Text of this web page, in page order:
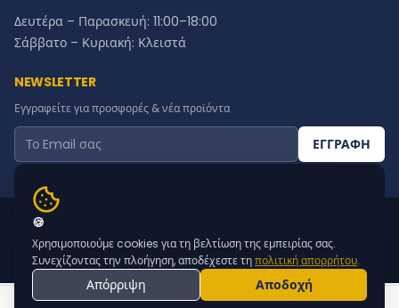
Δευτέρα – Παρασκευή: 11:00–18:00
Σάββατο – Κυριακή: Κλειστά
NEWSLETTER
Εγγραφείτε για προσφορές & νέα προϊόντα
ΕΓΓΡΑΦΗ
|
🍪
Χρησιμοποιούμε cookies για τη βελτίωση της εμπειρίας σας.
Συνεχίζοντας την πλοήγηση, αποδέχεστε τηπολιτική απορρήτου.
Απόρριψη Αποδοχή